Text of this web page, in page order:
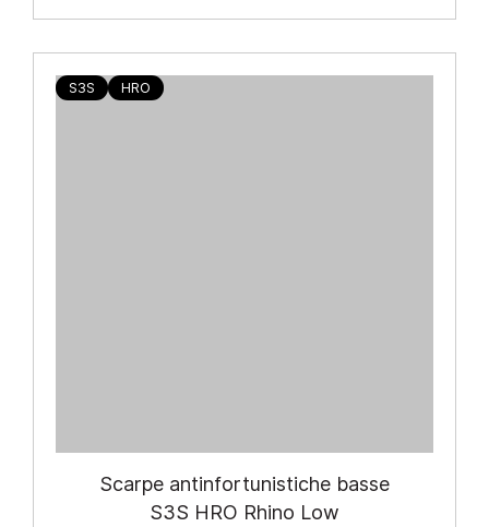
S3S HRO
Scarpe antinfortunistiche basse
S3S HRO Rhino Low